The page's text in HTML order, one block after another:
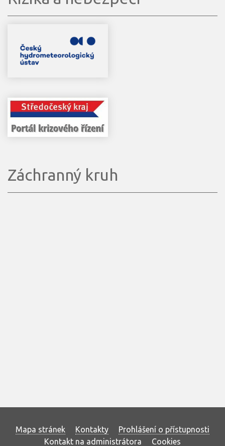
Záchranný kruh
Mapa stránek Kontakty
Prohlášení o přístupnosti
Kontakt na administrátora
Cookies